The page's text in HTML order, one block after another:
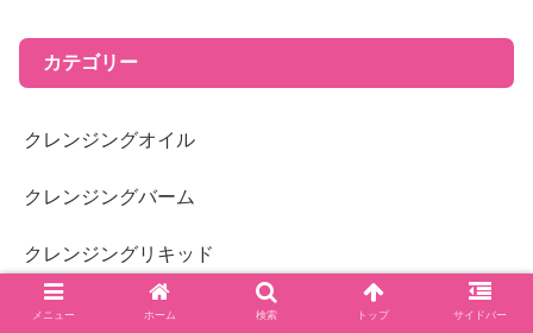
カテゴリー
クレンジングオイル
クレンジングバーム
クレンジングリキッド
クレンジングジェル
メニュー ホーム 検索 トップ サイドバー